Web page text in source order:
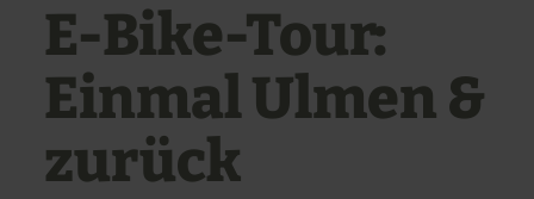
E-Bike-Tour:
Einmal Ulmen &
zurück